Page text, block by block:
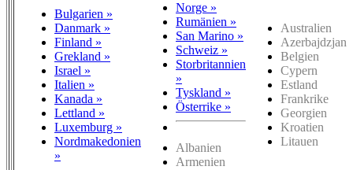
Bulgarien »
Danmark »
Finland »
Grekland »
Israel »
Italien »
Kanada »
Lettland »
Luxemburg »
Nordmakedonien
»
Norge »
Rumänien »
San Marino »
Schweiz »
Storbritannien
»
Tyskland »
Österrike »
Albanien
Armenien
Australien
Azerbajdzjan
Belgien
Cypern
Estland
Frankrike
Georgien
Kroatien
Litauen